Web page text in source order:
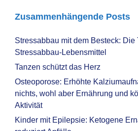
Zusammenhängende Posts
Stressabbau mit dem Besteck: Die
Stressabbau-Lebensmittel
Tanzen schützt das Herz
Osteoporose: Erhöhte
nichts, wohl aber Ernährung und
Aktivität
Kinder mit Epilepsie: Ketogene